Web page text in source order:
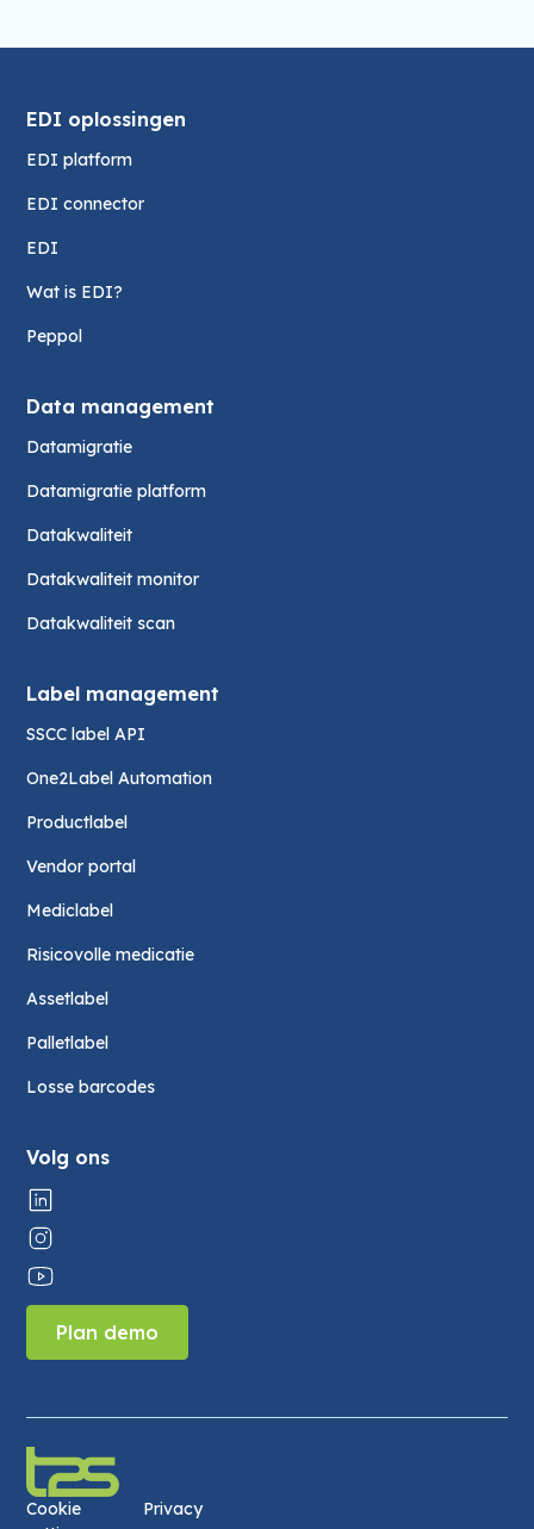
EDI oplossingen
EDI platform
EDI connector
EDI
Wat is EDI?
Peppol
Data management
Datamigratie
Datamigratie platform
Datakwaliteit
Datakwaliteit monitor
Datakwaliteit scan
Label management
SSCC label API
One2Label Automation
Productlabel
Vendor portal
Mediclabel
Risicovolle medicatie
Assetlabel
Palletlabel
Losse barcodes
Volg ons
Plan demo
Cookie
Privacy©